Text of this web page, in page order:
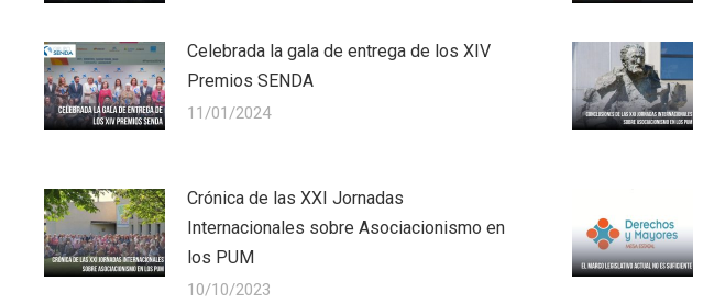
Celebrada la gala de entrega de los XIV
Premios SENDA
11/01/2024
Crónica de las XXI Jornadas
Internacionales sobre Asociacionismo en
los PUM
10/10/2023